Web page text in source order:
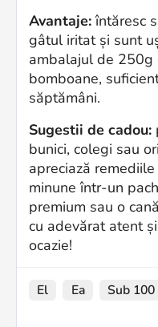
Avantaje:întăresc
gâtul iritat și sunt
ambalajul de 250g
bomboane,
săptămâni.
Sugestii de cadou:
bunici, colegi sau
apreciază
minune într-un
premium sau o
cu adevărat atent
ocazie!
El Ea Sub 100